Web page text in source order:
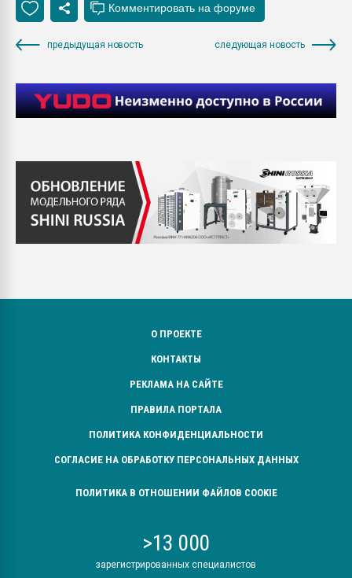
предыдущая новость следующая новость
О ПРОЕКТЕ
КОНТАКТЫ
РЕКЛАМА НА САЙТЕ
ПРАВИЛА ПОРТАЛА
ПОЛИТИКА КОНФИДЕНЦИАЛЬНОСТИ
СОГЛАСИЕ НА ОБРАБОТКУ ПЕРСОНАЛЬНЫХ ДАННЫХ
ПОЛИТИКА В ОТНОШЕНИИ ФАЙЛОВ COOKIE
>13 000
зарегистрированных специалистов